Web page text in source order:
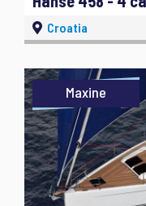
Croatia
Maxine